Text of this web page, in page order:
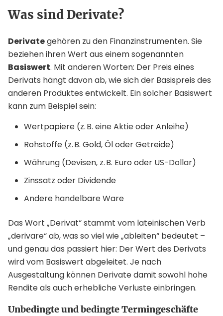
Was sind Derivate?
Derivategehören zu den Finanzinstrumenten. Sie
beziehen ihren Wert aus einem sogenannten
Basiswert. Mit anderen Worten: Der Preis eines
Derivats hängt davon ab, wie sich der Basispreis des
anderen Produktes entwickelt. Ein solcher Basiswert
kann zum Beispiel sein:
Wertpapiere (z. B. eine Aktie oder Anleihe)
Rohstoffe (z. B. Gold, Öl oder Getreide)
Währung (Devisen, z. B. Euro oder US-Dollar)
Zinssatz oder Dividende
Andere handelbare Ware
Das Wort „Derivat“ stammt vom lateinischen Verb
„derivare“ ab, was so viel wie „ableiten“ bedeutet –
und genau das passiert hier: Der Wert des Derivats
wird vom Basiswert abgeleitet. Je nach
Ausgestaltung können Derivate damit sowohl hohe
Rendite als auch erhebliche Verluste einbringen.
Unbedingte und bedingte Termingeschäfte